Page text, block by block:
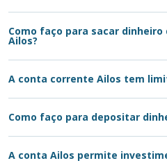
Como faço para sacar
Ailos?
A conta corrente Ailos tem
Como faço para depositar
A conta Ailos permite